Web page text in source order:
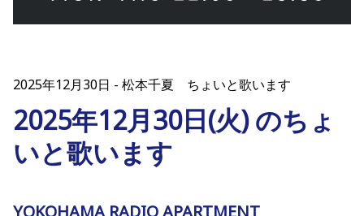
2025年12月30日 松本千夏 ちょいと歌います
2025年12月30日(火) のちょ
いと歌います